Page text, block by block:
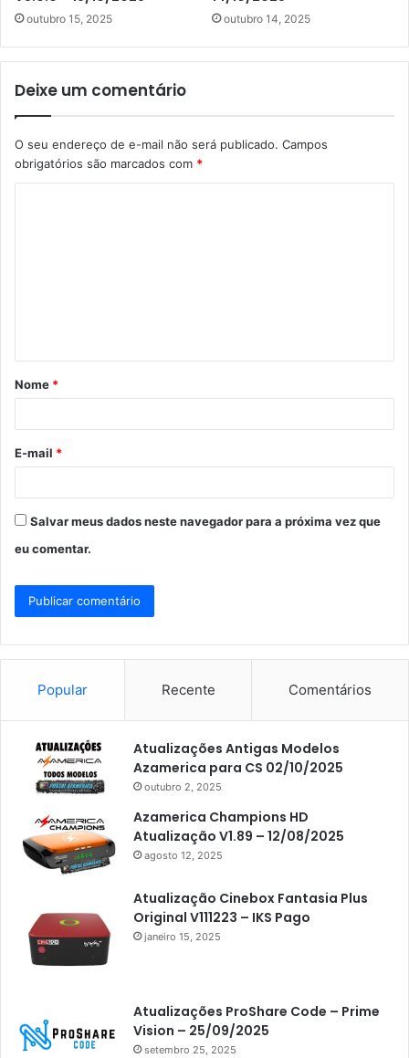
outubro 15, 2025 outubro 14, 2025
Deixe um comentário
O seu endereço de e-mail não será publicado. Campos
obrigatórios são marcados com *
á
r
*
Nome *
E-mail *
Salvar meus dados neste navegador para a próxima vez que
eu comentar.
Popular Recente Comentários
Atualizações Antigas Modelos
Azamerica para CS 02/10/2025
outubro 2, 2025
Azamerica Champions HD
Atualização V1.89 – 12/08/2025
agosto 12, 2025
Atualização Cinebox Fantasia Plus
Original V111223 – IKS Pago
janeiro 15, 2025
Atualizações ProShare Code – Prime
Vision – 25/09/2025
setembro 25, 2025